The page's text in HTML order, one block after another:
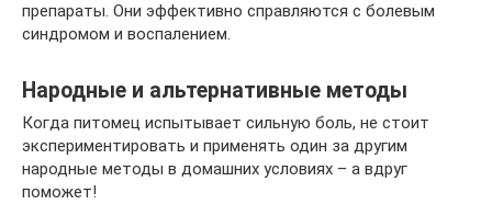
препараты. Они эффективно справляются с болевым
синдромом и воспалением.
Народные и альтернативные методы
Когда питомец испытывает сильную боль, не стоит
экспериментировать и применять один за другим
народные методы в домашних условиях – а вдруг
поможет!